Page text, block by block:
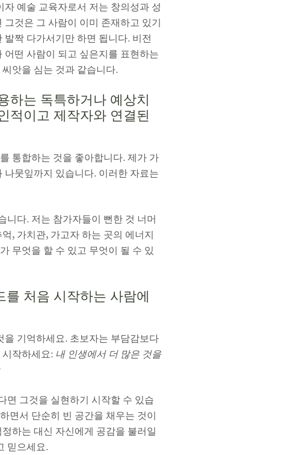
예술 교육자로서 저는 창의성과 성
것은 그 사람이 이미 존재하고 있기
짝 다가서기만 하면 됩니다. 비전
떤 사람이 되고 싶은지를 표현하는
앗을 심는 것과 같습니다.
하는 독특하거나 예상치
적이고 제작자와 연결된
통합하는 것을 좋아합니다. 제가 가
나뭇잎까지 있습니다. 이러한 자료는
니다. 저는 참가자들이 뻔한 것 너머
, 가치관, 가고자 하는 곳의 에너지
무엇을 할 수 있고 무엇이 될 수 있
처음 시작하는 사람에
기억하세요. 초보자는 부담감보다
작하세요: 내 인생에서 더 많은 것을
면 그것을 실현하기 시작할 수 있습
면서 단순히 빈 공간을 채우는 것이
하는 대신 자신에게 공감을 불러일
믿으세요.